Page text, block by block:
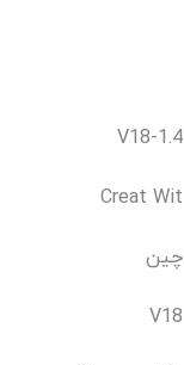
V18-1.4
Creat Wit
چین
V18